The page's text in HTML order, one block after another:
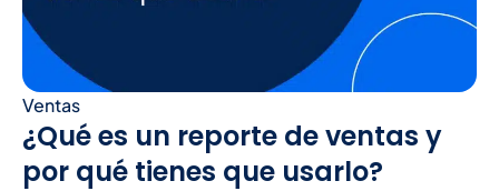
Ventas
¿Qué es un reporte de ventas y
por qué tienes que usarlo?